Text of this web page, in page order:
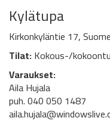
Kylätupa
Kirkonkyläntie 17,
Tilat:Kokous-/
Varaukset:
Aila Hujala
puh. 040 050 1487